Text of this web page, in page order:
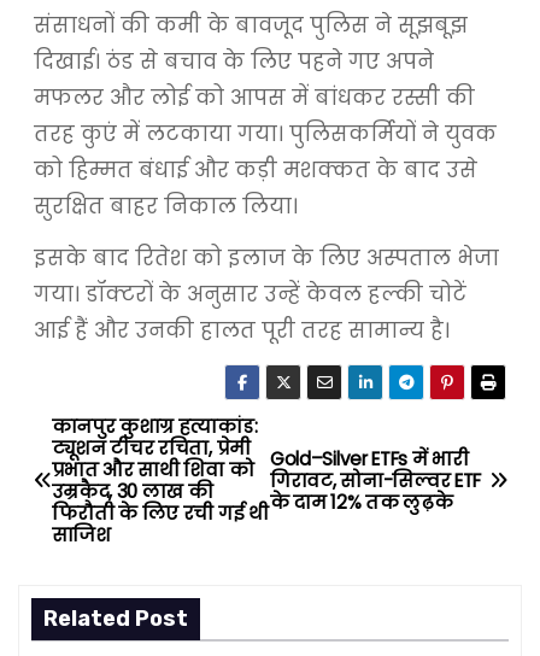
संसाधनों की कमी के बावजूद पुलिस ने सूझबूझ
दिखाई। ठंड से बचाव के लिए पहने गए अपने
मफलर और लोई को आपस में बांधकर रस्सी की
तरह कुएं में लटकाया गया। पुलिसकर्मियों ने युवक
को हिम्मत बंधाई और कड़ी मशक्कत के बाद उसे
सुरक्षित बाहर निकाल लिया।
इसके बाद रितेश को इलाज के लिए अस्पताल भेजा
गया। डॉक्टरों के अनुसार उन्हें केवल हल्की चोटें
आई हैं और उनकी हालत पूरी तरह सामान्य है।
P
o
s
t
n
Gold–Silver ETFs में भारी
गिरावट, सोना-सिल्वर ETF
के दाम 12% तक लुढ़के
कानपुर कुशाग्र हत्याकांड:
ट्यूशन टीचर रचिता, प्रेमी
प्रभात और साथी शिवा को
उम्रकैद, 30 लाख की
फिरौती के लिए रची गई थी
साजिश
Related Post